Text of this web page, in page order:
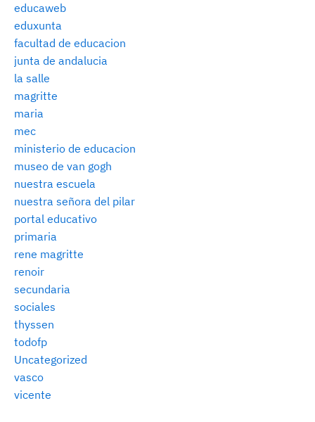
educaweb
eduxunta
facultad de educacion
junta de andalucia
la salle
magritte
maria
mec
ministerio de educacion
museo de van gogh
nuestra escuela
nuestra señora del pilar
portal educativo
primaria
rene magritte
renoir
secundaria
sociales
thyssen
todofp
Uncategorized
vasco
vicente